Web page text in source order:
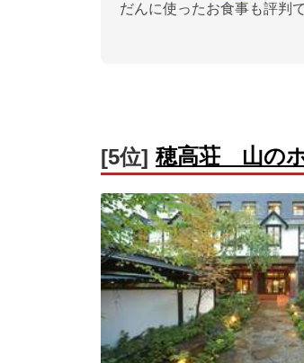
だんに使ったお食事も評判で
[5位] 穂高荘 山の